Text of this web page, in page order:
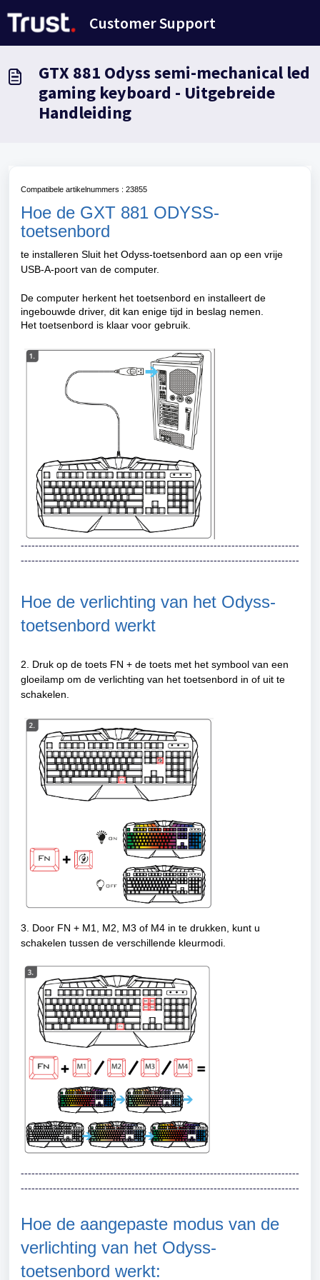
Customer Support
GTX 881 Odyss semi-mechanical led
gaming keyboard - Uitgebreide
Handleiding
Compatibele artikelnummers : 23855
Hoe de GXT 881 ODYSS-
toetsenbord
te installeren Sluit het Odyss-toetsenbord aan op een vrije
USB-A-poort van de computer.
De computer herkent het toetsenbord en installeert de
ingebouwde driver, dit kan enige tijd in beslag nemen.
Het toetsenbord is klaar voor gebruik.
------------------------------------------------------------------------------
------------------------------------------------------------------------------
Hoe de verlichting van het Odyss-
toetsenbord werkt
2. Druk op de toets FN + de toets met het symbool van een
gloeilamp om de verlichting van het toetsenbord in of uit te
schakelen.
3. Door FN + M1, M2, M3 of M4 in te drukken, kunt u
schakelen tussen de verschillende kleurmodi.
------------------------------------------------------------------------------
------------------------------------------------------------------------------
Hoe de aangepaste modus van de
verlichting van het Odyss-
toetsenbord werkt: